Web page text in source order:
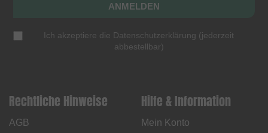
ANMELDEN
Ich akzeptiere die Datenschutzerklärung (jederzeit
abbestellbar)
Rechtliche Hinweise
AGB
Hilfe & Information
Mein Konto